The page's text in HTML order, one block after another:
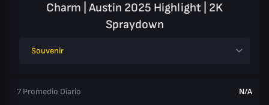
Charm | Austin 2025 Highlight | 2K
Spraydown
Souvenir
7 Promedio Diario N/A